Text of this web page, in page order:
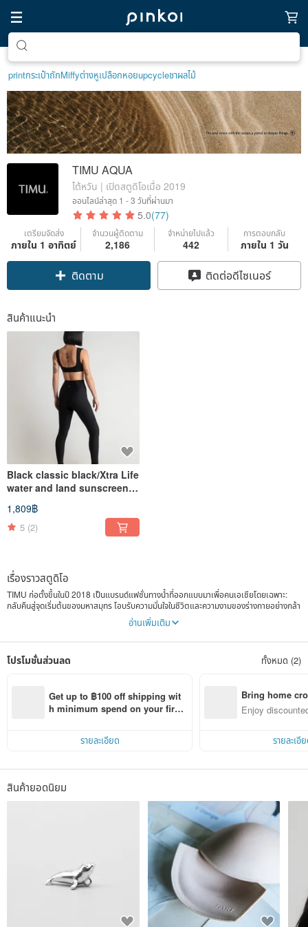
printกระเป๋าถักMiffyต่างหูเปลือกหอยupcycleชาผลไม้
TIMU AQUA
ไต้หวัน | เปิดสตูดิโอเมื่อ 2019
ออนไลน์ล่าสุด 1 - 3 วันที่ผ่านมา
5.0(77)
เตรียมจัดส่ง
ภายใน 1 อาทิตย์
จำนวนผู้ติดตาม
2,186
จำหน่ายไปแล้ว
442
การตอบกลับ
ภายใน 1 วัน
Claim coupon
ติดตาม
ติดต่อดีไซเนอร์
สินค้าแนะนำ
Black classic black/Xtra Life
water and land sunscreen
trousers/Bottom
1,809฿
5 (2)
เรื่องราวสตูดิโอ
TIMU ก่อตั้งขึ้นในปี 2018 เป็นแบรนด์แฟชั่นทางน้ำที่ออกแบบมาเพื่อคนเอเชียโดยเฉพาะ:
กลับคืนสู่จุดเริ่มต้นของมหาสมุทร โอบรับความมั่นใจในชีวิตและความงามของร่างกายอย่างกล้า
“T” แทนความหมายของการเคลื่อนไหวของกระแสน้ำ (Tidal) ซึ่งสื่อถึงจังหวะของชีวิตและ
นอกจากการผลิตด้วยแนวคิดที่ยั่งยืนแล้ว เรายังผสมผสานความใส่ใจในแฟชั่นและศิลปะเพื่อให้
ชุดว่ายน้ำสามารถเป็น “แฟชั่นในชีวิตประจำวัน” ที่ผสานความสวยงามและการใช้งานได้อย่าง
สไตล์ที่โดดเด่น เพื่อสร้างแรงบันดาลใจให้คุณค้นพบตัวเองและเพลิดเพลินกับธรรมชาติอย่าง
อ่านเพิ่มเติม
โปรโมชั่นส่วนลด ทั้งหมด (2)
Get up to ฿100 off shipping wit
h minimum spend on your first
รายละเอียด
Bring home
n with ease
Enjoy
รายละเอี
สินค้ายอดนิยม